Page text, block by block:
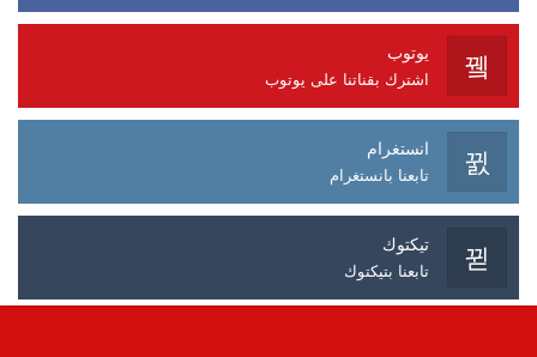
يوتوب
اشترك بقناتنا على يوتوب
انستغرام
تابعنا بانستغرام
تيكتوك
تابعنا بتيكتوك